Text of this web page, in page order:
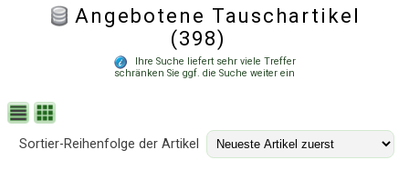
Angebotene Tauschartikel
(398)
Ihre Suche liefert sehr viele Treffer
schränken Sie ggf. die Suche weiter ein
Sortier-Reihenfolge der Artikel